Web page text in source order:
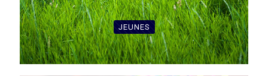
JEUNES